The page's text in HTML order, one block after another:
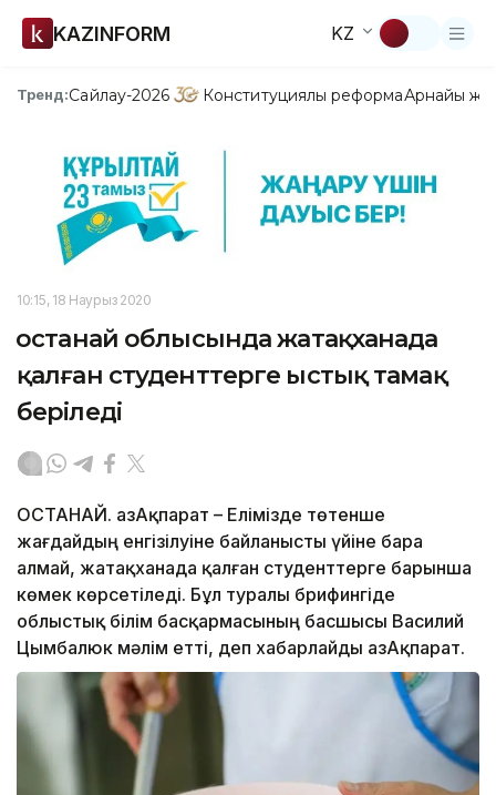
KAZINFORM KZ
Тренд:Сайлау-2026 Конституциялық реформаАрнайы
10:15, 18 Наурыз 2020
Қостанай облысында жатақханада
қалған студенттерге ыстық тамақ
беріледі
ҚОСТАНАЙ. ҚазАқпарат – Елімізде төтенше
жағдайдың енгізілуіне байланысты үйіне бара
алмай, жатақханада қалған студенттерге барынша
көмек көрсетіледі. Бұл туралы брифингіде
облыстық білім басқармасының басшысы Василий
Цымбалюк мәлім етті, деп хабарлайды ҚазАқпарат.